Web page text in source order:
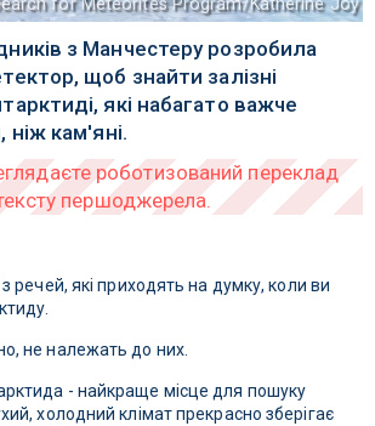
з Манчестеру розробила
щоб знайти залізні
які набагато важче
ніж кам'яні.
речей, які приходять на думку, коли ви
не належать до них.
- найкраще місце для пошуку
холодний клімат прекрасно зберігає